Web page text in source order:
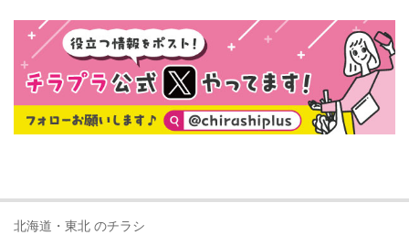
北海道・東北 のチラシ